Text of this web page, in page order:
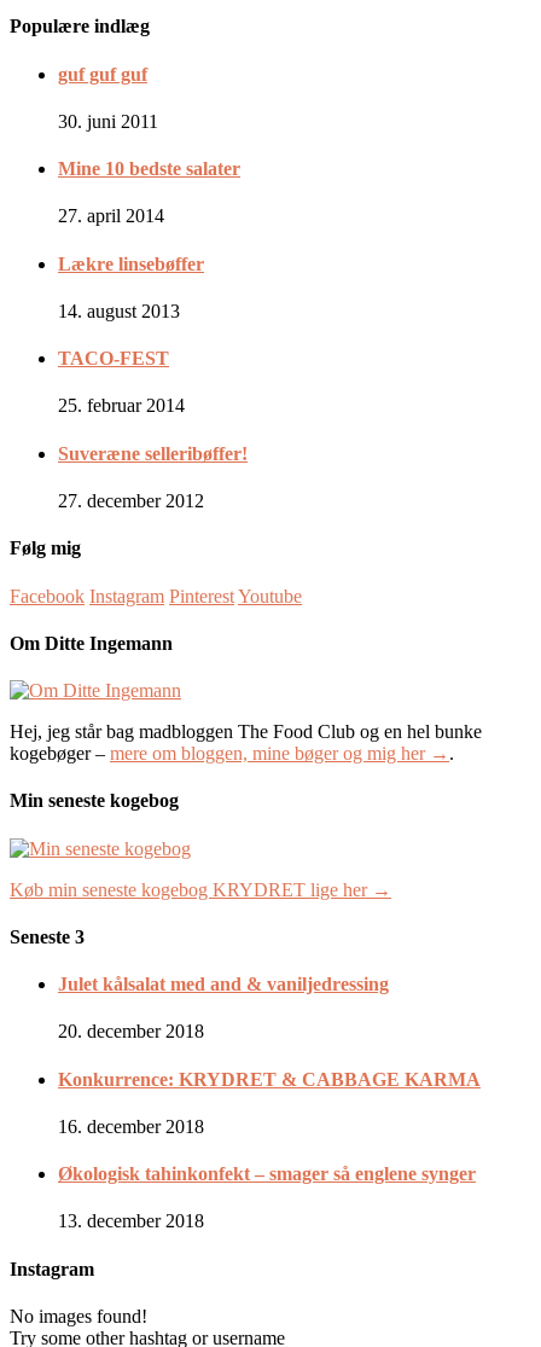
Populære indlæg
guf guf guf
30. juni 2011
Mine 10 bedste salater
27. april 2014
Lækre linsebøffer
14. august 2013
TACO-FEST
25. februar 2014
Suveræne selleribøffer!
27. december 2012
Følg mig
Facebook Instagram PinterestYoutube
Om Ditte Ingemann
Hej, jeg står bag madbloggen The Food Club og en hel bunke
kogebøger – mere om bloggen, mine bøger og mig her → .
Min seneste kogebog
Køb min seneste kogebog KRYDRET lige her →
Seneste 3
Julet kålsalat med and & vaniljedressing
20. december 2018
Konkurrence: KRYDRET & CABBAGE KARMA
16. december 2018
Økologisk tahinkonfekt – smager så englene synger
13. december 2018
Instagram
No images found!
Try some other hashtag or username